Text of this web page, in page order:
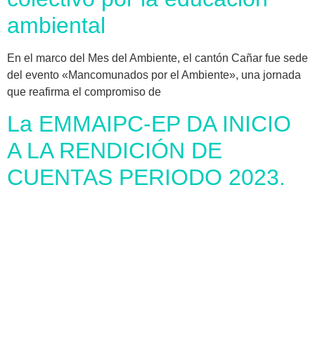
ambiental
En el marco del Mes del Ambiente, el cantón Cañar fue sede
del evento «Mancomunados por el Ambiente», una jornada
que reafirma el compromiso de
La EMMAIPC-EP DA INICIO
A LA RENDICIÓN DE
CUENTAS PERIODO 2023.